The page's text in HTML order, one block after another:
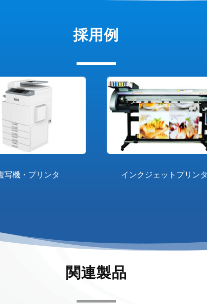
採用例
写機・プリンタ インクジェットプリン
関連製品